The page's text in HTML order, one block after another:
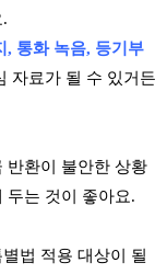
, 통화 녹음, 등기부
자료가 될 수 있거든
반환이 불안한 상황
두는 것이 좋아요.
법 적용 대상이 될